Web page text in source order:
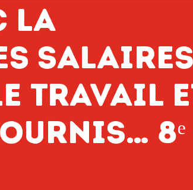
la
salaires
travail
8ᵉ